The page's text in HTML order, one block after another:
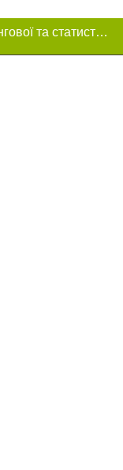
Цей сайт використовує «cookies». Також веб-сайт використовує інтернет-сервіс для збору технічних даних стосовно відвідувачів з метою отримання маркетингової та статистичної інформації. Умови обробки даних відвідувачів сайту див.